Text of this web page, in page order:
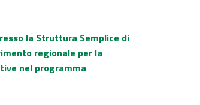
la Struttura Semplice di
regionale per la
nel programma